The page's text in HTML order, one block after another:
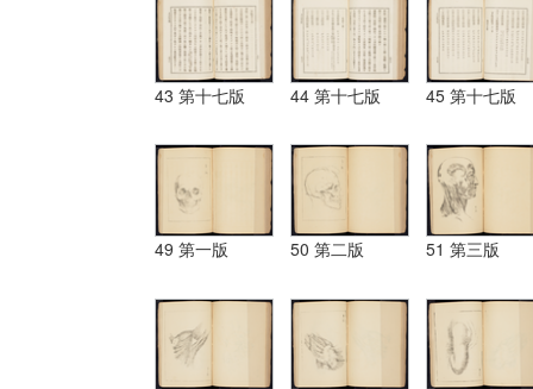
43 第十七版 44 第十七版 45 第十七版
49 第一版 50 第二版 51 第三版